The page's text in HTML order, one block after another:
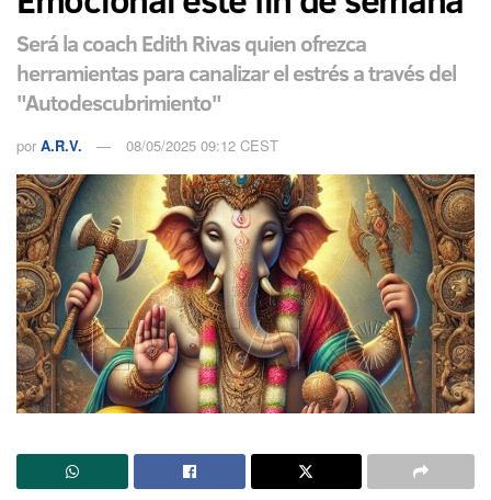
Será la coach Edith Rivas quien ofrezca
herramientas para canalizar el estrés a través del
"Autodescubrimiento"
por A.R.V. 08/05/2025 09:12 CEST